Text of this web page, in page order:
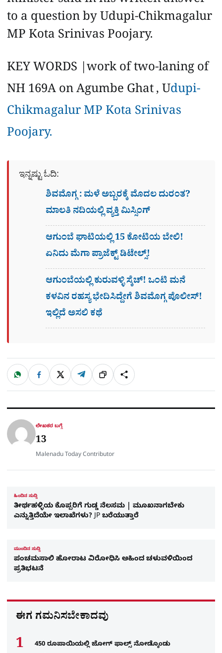
to a question by Udupi-Chikmagalur
MP Kota Srinivas Poojary.
KEY WORDS |work of two-laning of
NH 169A on Agumbe Ghat , Udupi-
Chikmagalur MP Kota Srinivas
Poojary.
ಇನ್ನಷ್ಟು ಓದಿ:
ಶಿವಮೊಗ್ಗ : ಮಳೆ ಅಬ್ಬರಕ್ಕೆ ಮೊದಲ ದುರಂತ?
ಮಾಲತಿ ನದಿಯಲ್ಲಿ ವ್ಯಕ್ತಿ ಮಿಸ್ಸಿಂಗ್​
ಆಗುಂಬೆ ಘಾಟಿಯಲ್ಲಿ 15 ಕೋಟಿಯ ಬೇಲಿ!
ಏನಿದು ಮೆಗಾ ಪ್ರಾಜೆಕ್ಟ್ ಡಿಟೇಲ್ಸ್!
ಆಗುಂಬೆಯಲ್ಲಿ ಕುರುವಳ್ಳಿ ಸ್ಕೆಚ್​! ಒಂಟಿ ಮನೆ
ಕಳವಿನ ರಹಸ್ಯ ಭೇದಿಸಿದ್ದೇಗೆ ಶಿವಮೊಗ್ಗ ಪೊಲೀಸ್!
ಇಲ್ಲಿದೆ ಅಸಲಿ ಕಥೆ
ಹಂಚಿಕೊಳ್ಳಿ
W
a
t
p
F
c
e
k
X T
l
e
m
ಲಿಂ
ಕ್
S
h
a
ಲೇಖಕರ ಬಗ್ಗೆ
13
Malenadu Today Contributor
ಹಿಂದಿನ ಸುದ್ದಿ
ತೀರ್ಥಹಳ್ಳಿಯ ಕೊಪ್ಪರಿಗೆ ಗುಡ್ಡ ನೆಲಸಮ | ಮೂಖನಾಗಬೇಕು
ಎನ್ನುತ್ತಿದೆಯೇ ಇಲಾಖೆಗಳು? JP ಬರೆಯುತ್ತಾರೆ
ಮುಂದಿನ ಸುದ್ದಿ
ಪಂಚಮಸಾಲಿ ಹೋರಾಟ ವಿರೋಧಿಸಿ ಅಹಿಂದ ಚಳುವಳಿಯಿಂದ
ಪ್ರತಿಭಟನೆ
ಈಗ ಗಮನಿಸಬೇಕಾದವು
450 ರೂಪಾಯಿಯಲ್ಲಿ ಜೋಗ್​ ಫಾಲ್ಸ್​ ನೋಡ್ಕೊಂಡು